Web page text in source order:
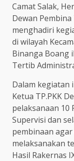
Camat Salak,
Dewan Pembina
menghadiri
di wilayah
Binanga Boang
Tertib
Dalam kegiatan
Ketua TP.PKK
pelaksanaan 10
Supervisi dan
pembinaan
melaksanakan
Hasil Rakernas